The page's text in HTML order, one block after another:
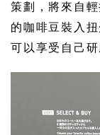
策劃，將來自
的咖啡豆裝入
可以享受自己